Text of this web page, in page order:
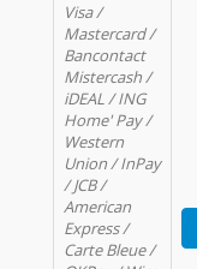
Visa /
Mastercard /
Bancontact
Mistercash /
iDEAL / ING
Home' Pay /
Western
Union / InPay
/ JCB /
American
Express /
Carte Bleue /